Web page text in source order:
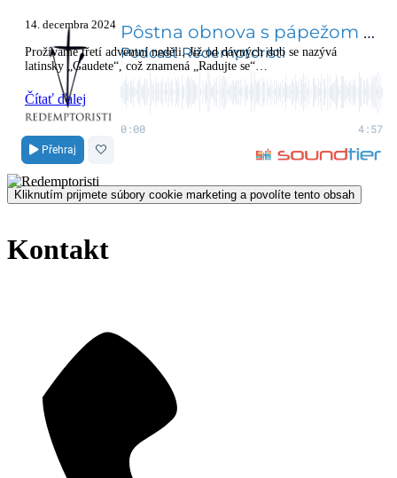
Kliknutím prijmete súbory cookie marketing a povolíte tento obsah
14. decembra 2024
Prožíváme třetí adventní neděli. Již od dávných dob se nazývá
latinsky „Gaudete“, což znamená „Radujte se“…
Čítať ďalej
Kontakt